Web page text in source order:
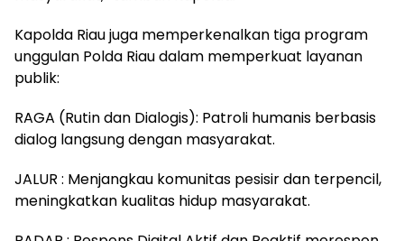
Kapolda Riau juga memperkenalkan tiga program
unggulan Polda Riau dalam memperkuat layanan
publik:
RAGA (Rutin dan Dialogis): Patroli humanis berbasis
dialog langsung dengan masyarakat.
JALUR : Menjangkau komunitas pesisir dan terpencil,
meningkatkan kualitas hidup masyarakat.